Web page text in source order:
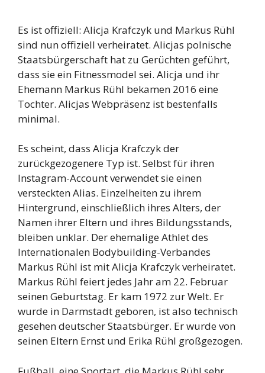
Es ist offiziell: Alicja Krafczyk und Markus Rühl
sind nun offiziell verheiratet. Alicjas polnische
Staatsbürgerschaft hat zu Gerüchten geführt,
dass sie ein Fitnessmodel sei. Alicja und ihr
Ehemann Markus Rühl bekamen 2016 eine
Tochter. Alicjas Webpräsenz ist bestenfalls
minimal.
Es scheint, dass Alicja Krafczyk der
zurückgezogenere Typ ist. Selbst für ihren
Instagram-Account verwendet sie einen
versteckten Alias. Einzelheiten zu ihrem
Hintergrund, einschließlich ihres Alters, der
Namen ihrer Eltern und ihres Bildungsstands,
bleiben unklar. Der ehemalige Athlet des
Internationalen Bodybuilding-Verbandes
Markus Rühl ist mit Alicja Krafczyk verheiratet.
Markus Rühl feiert jedes Jahr am 22. Februar
seinen Geburtstag. Er kam 1972 zur Welt. Er
wurde in Darmstadt geboren, ist also technisch
gesehen deutscher Staatsbürger. Er wurde von
seinen Eltern Ernst und Erika Rühl großgezogen.